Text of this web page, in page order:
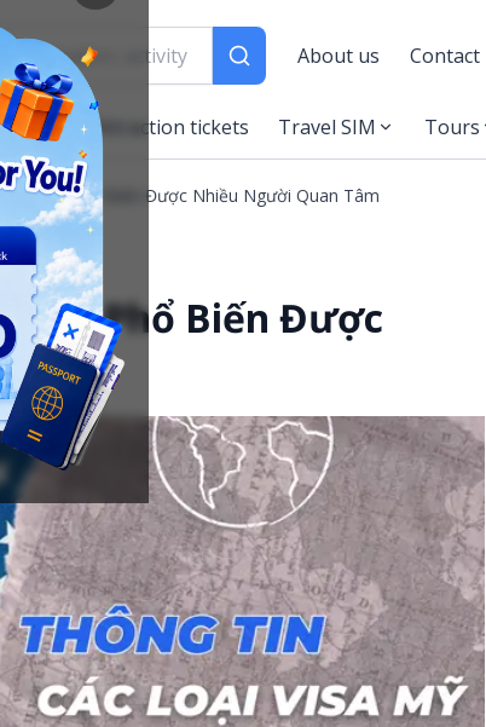
About us Contact
Attraction tickets Travel SIM Tours
Mỹ Phổ Biến Được Nhiều Người Quan Tâm
Mỹ Phổ Biến Được